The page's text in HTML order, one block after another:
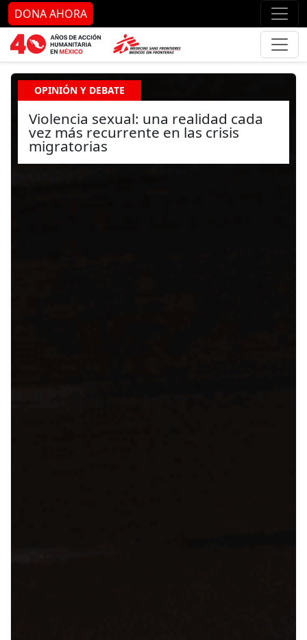
Ir al contenido principal Ir
DONA AHORA
OPINIÓN Y DEBATE
Violencia sexual: una realidad cada
vez más recurrente en las crisis
migratorias